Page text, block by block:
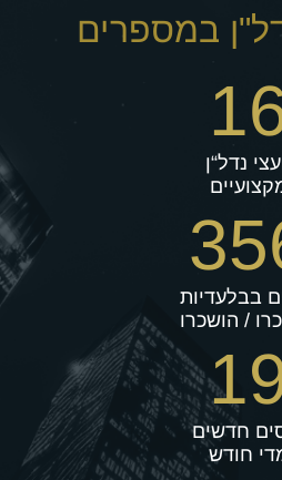
במספרים
נדל“ן
בבלעדיות
/ הושכרו
חדשים
חודש